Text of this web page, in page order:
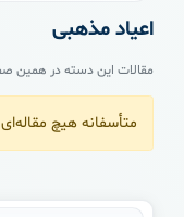
اعیاد مذهبی
مقالات این دسته در همین
متأسفانه هیچ